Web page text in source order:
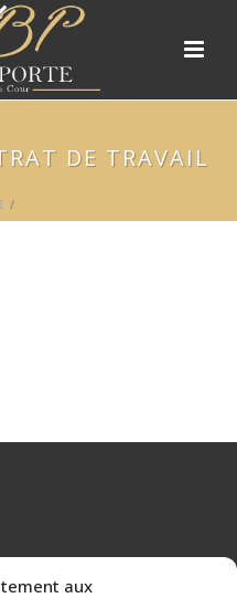
aux
DE TRAVAIL
/